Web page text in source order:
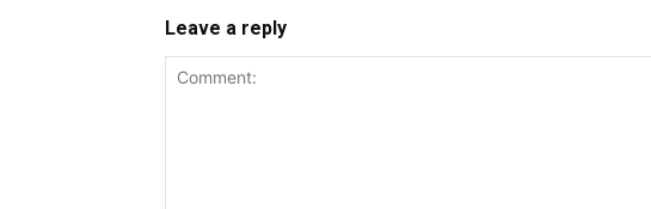
Leave a reply